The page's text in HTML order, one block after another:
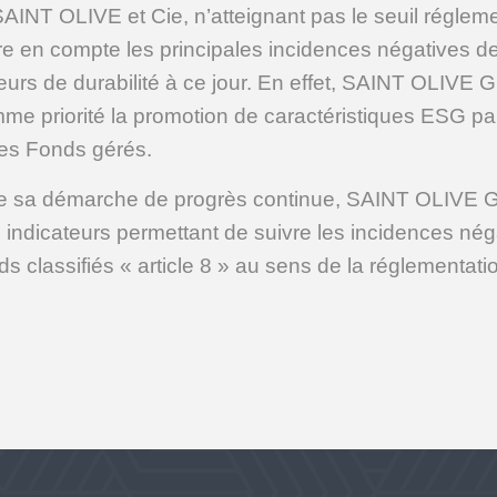
OLIVE et Cie, n’atteignant pas le seuil
en compte les principales incidences négatives
de durabilité à ce jour. En effet, SAINT OLIVE
priorité la promotion de caractéristiques ESG
Fonds gérés.
sa démarche de progrès continue, SAINT OLIVE
permettant de suivre les incidences
classifiés « article 8 » au sens de la